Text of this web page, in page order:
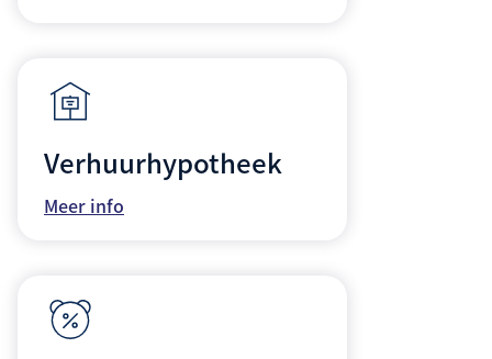
Verhuurhypotheek
Meer info